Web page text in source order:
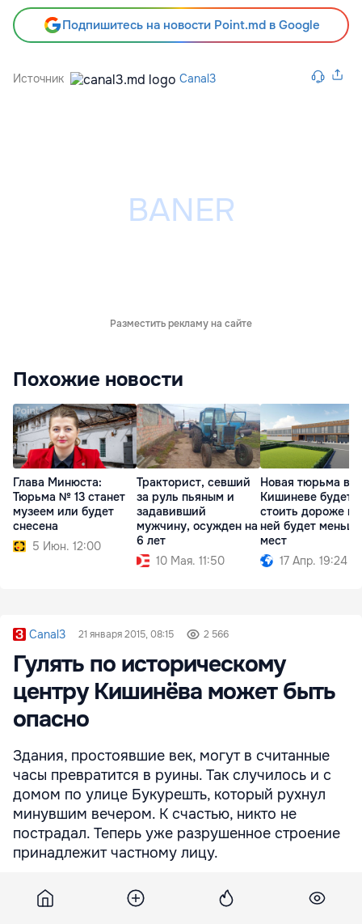
Подпишитесь на новости Point.md в Google
Источник Canal3
Разместить рекламу на сайте
Похожие новости
Глава Минюста:
Тюрьма № 13 станет
музеем или будет
снесена
5 Июн. 12:00
Тракторист, севший
за руль пьяным и
задавивший
мужчину, осужден на
6 лет
10 Мая. 11:50
Новая тюрьма в
Кишиневе будет
стоить дороже и
ней будет меньше
мест
17 Апр. 19:24
Canal3 21 января 2015, 08:15 2 566
Гулять по историческому
центру Кишинёва может быть
опасно
Здания, простоявшие век, могут в считанные
часы превратится в руины. Так случилось и с
домом по улице Букурешть, который рухнул
минувшим вечером. К счастью, никто не
пострадал. Теперь уже разрушенное строение
принадлежит частному лицу.